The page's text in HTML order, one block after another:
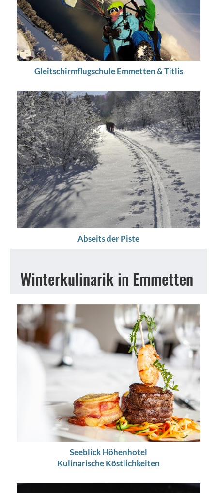
Gleitschirmflugschule Emmetten & Titlis
Abseits der Piste
Winterkulinarik in Emmetten
Seeblick Höhenhotel
Kulinarische Köstlichkeiten